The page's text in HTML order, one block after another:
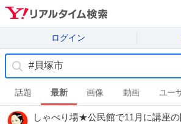
ログイン
話題 最新 画像 動画 ユー
しゃべり場★公民館で11月に講座